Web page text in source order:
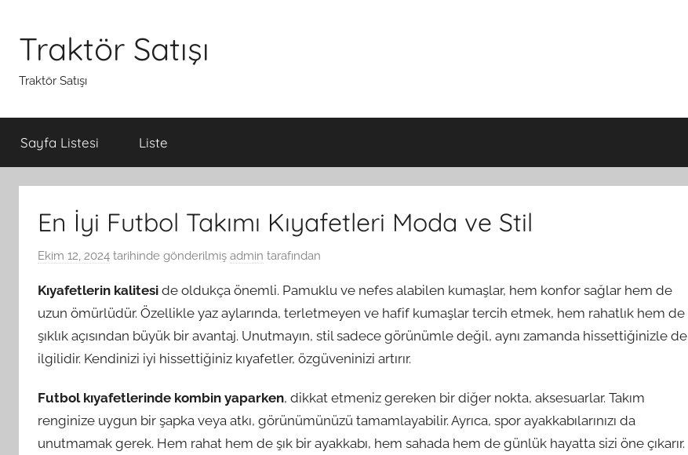
Traktör Satışı
Traktör Satışı
Sayfa Listesi Liste
En İyi Futbol Takımı Kıyafetleri Moda ve Stil
Ekim 12, 2024 tarihinde gönderilmiş admin tarafından
Kıyafetlerin kalitesi de oldukça önemli. Pamuklu ve nefes alabilen kumaşlar, hem konfor sağlar hem de
uzun ömürlüdür. Özellikle yaz aylarında, terletmeyen ve hafif kumaşlar tercih etmek, hem rahatlık hem de
şıklık açısından büyük bir avantaj. Unutmayın, stil sadece görünümle değil, aynı zamanda hissettiğinizle de
ilgilidir. Kendinizi iyi hissettiğiniz kıyafetler, özgüveninizi artırır.
Futbol kıyafetlerinde kombin yaparken, dikkat etmeniz gereken bir diğer nokta, aksesuarlar. Takım
renginize uygun bir şapka veya atkı, görünümünüzü tamamlayabilir. Ayrıca, spor ayakkabılarınızı da
unutmamak gerek. Hem rahat hem de şık bir ayakkabı, hem sahada hem de günlük hayatta sizi öne çıkarır.